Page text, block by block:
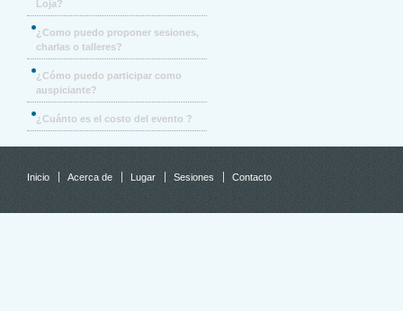
Loja?
¿Como puedo proponer sesiones,
charlas o talleres?
¿Cómo puedo participar como
auspiciante?
¿Cuánto es el costo del evento ?
Inicio Acerca de Lugar Sesiones Contacto